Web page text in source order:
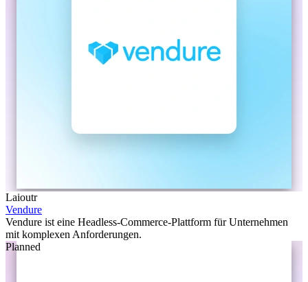
Laioutr
Vendure
Vendure ist eine Headless-Commerce-Plattform für Unternehmen
mit komplexen Anforderungen.
Planned